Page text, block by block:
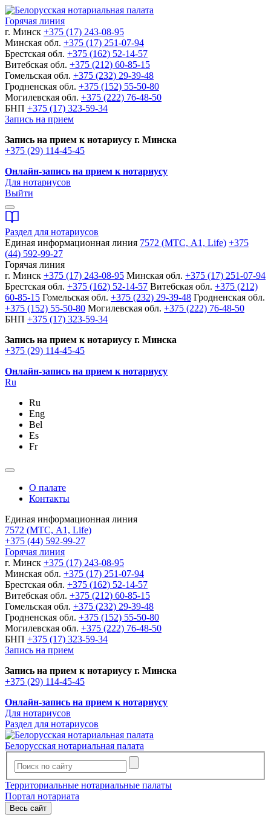
Горячая линия
г. Минск +375 (17) 243-08-95
Минская обл. +375 (17) 251-07-94
Брестская обл. +375 (162) 52-14-57
Витебская обл. +375 (212) 60-85-15
Гомельская обл. +375 (232) 29-39-48
Гродненская обл. +375 (152) 55-50-80
Могилевская обл. +375 (222) 76-48-50
БНП +375 (17) 323-59-34
Запись на прием
Запись на прием к нотариусу г. Минска
+375 (29) 114-45-45
Онлайн-запись на прием к нотариусу
Для нотариусов
Выйти
Раздел для нотариусов
Единая информационная линия 7572 (МТС, A1, Life) +375
(44) 592-99-27
Горячая линия
г. Минск +375 (17) 243-08-95 Минская обл. +375 (17) 251-07-94
Брестская обл. +375 (162) 52-14-57 Витебская обл. +375 (212)
60-85-15 Гомельская обл. +375 (232) 29-39-48 Гродненская обл.
+375 (152) 55-50-80 Могилевская обл. +375 (222) 76-48-50
БНП +375 (17) 323-59-34
Запись на прием к нотариусу г. Минска
+375 (29) 114-45-45
Онлайн-запись на прием к нотариусу
Ru
Ru
Eng
Bel
Es
Fr
О палате
Контакты
Единая информационная линия
7572 (МТС, A1, Life)
+375 (44) 592-99-27
Горячая линия
г. Минск +375 (17) 243-08-95
Минская обл. +375 (17) 251-07-94
Брестская обл. +375 (162) 52-14-57
Витебская обл. +375 (212) 60-85-15
Гомельская обл. +375 (232) 29-39-48
Гродненская обл. +375 (152) 55-50-80
Могилевская обл. +375 (222) 76-48-50
БНП +375 (17) 323-59-34
Запись на прием
Запись на прием к нотариусу г. Минска
+375 (29) 114-45-45
Онлайн-запись на прием к нотариусу
Для нотариусов
Раздел для нотариусов
Белорусская нотариальная палата
Территориальные нотариальные палаты
Портал нотариата
Весь сайт